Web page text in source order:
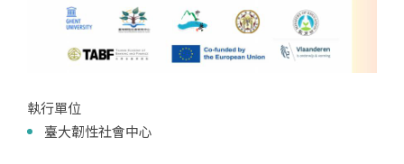
執行單位
臺大韌性社會中心